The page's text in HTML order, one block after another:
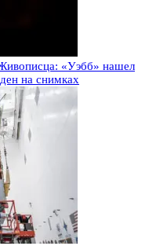
«Уэбб» нашел
на снимках